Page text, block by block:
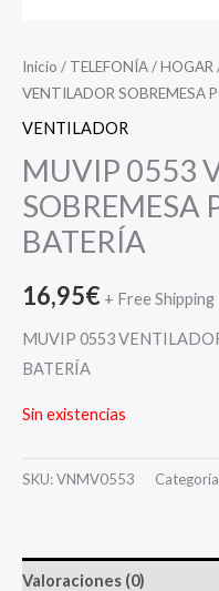
Inicio / TELEFONÍA/HOGAR
VENTILADOR SOBREMESA
VENTILADOR
MUVIP 0553
SOBREMESA
BATERÍA
16,95€ + Free Shipping
MUVIP 0553
BATERÍA
Sin existencias
SKU:VNMV0553
Valoraciones (0)